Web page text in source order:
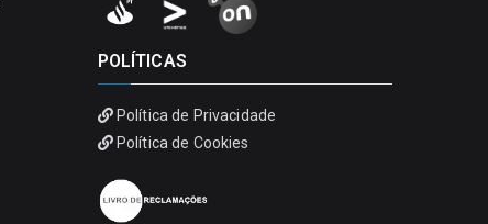
POLÍTICAS
Política de Privacidade
Política de Cookies